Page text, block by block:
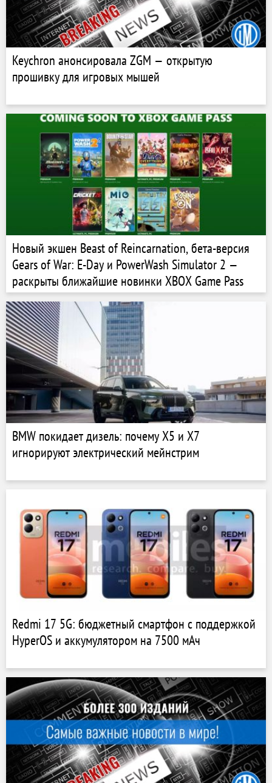
Keychron анонсировала ZGM — открытую
прошивку для игровых мышей
Новый экшен Beast of Reincarnation, бета-версия
Gears of War: E-Day и PowerWash Simulator 2 —
раскрыты ближайшие новинки XBOX Game Pass
BMW покидает дизель: почему X5 и X7
игнорируют электрический мейнстрим
Redmi 17 5G: бюджетный смартфон с поддержкой
HyperOS и аккумулятором на 7500 мАч